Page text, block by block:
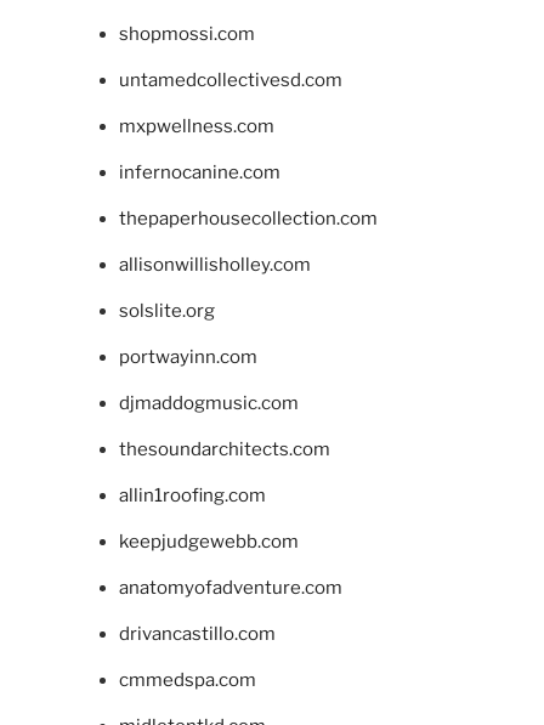
shopmossi.com
untamedcollectivesd.com
mxpwellness.com
infernocanine.com
thepaperhousecollection.com
allisonwillisholley.com
solslite.org
portwayinn.com
djmaddogmusic.com
thesoundarchitects.com
allin1roofing.com
keepjudgewebb.com
anatomyofadventure.com
drivancastillo.com
cmmedspa.com